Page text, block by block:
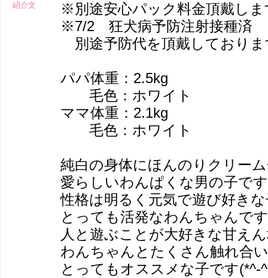
紹介文
※別途安心パック料金頂戴しま
※7/2 狂犬病予防注射接種済
別途予防代を頂戴しておりま
パパ体重：2.5kg
毛色：ホワイト
ママ体重：2.1kg
毛色：ホワイト
純白の身体にほんのりクリー
愛らしいわんぱくな男の子で
性格は明るく元気で遊び好き
とっても活発なわんちゃんで
人と遊ぶことが大好きな甘え
わんちゃんとたくさん触れ合
とってもオススメな子です(*^-